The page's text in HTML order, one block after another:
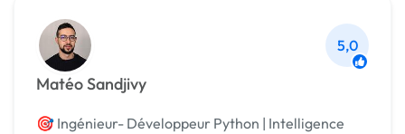
Matéo Sandjivy
5,0
🎯 Ingénieur- Développeur Python | Intelligence